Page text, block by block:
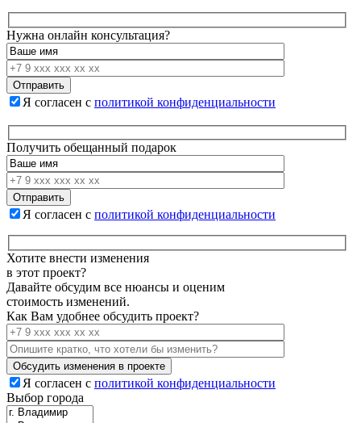
Нужна онлайн консультация?
Я согласен с политикой конфиденциальности
Получить обещанный подарок
Я согласен с политикой конфиденциальности
Хотите внести изменения
в этот проект?
Давайте обсудим все нюансы и оценим
стоимость изменений.
Как Вам удобнее обсудить проект?
Я согласен с политикой конфиденциальности
Выбор города